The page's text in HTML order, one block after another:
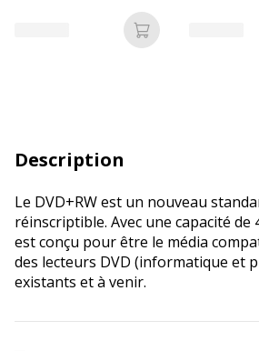
Ajouter au panier
Description
Le DVD+RW est un nouveau
réinscriptible. Avec une capacité de
est conçu pour être le média
des lecteurs DVD (informatique et
existants et à venir.